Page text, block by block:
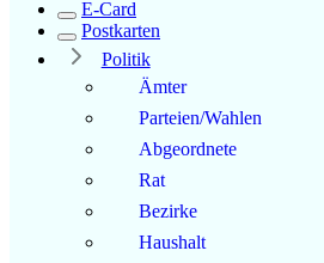
E-Card
Postkarten
Politik
Ämter
Parteien/Wahlen
Abgeordnete
Rat
Bezirke
Haushalt